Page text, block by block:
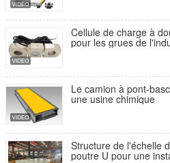
Cellule de charge à
pour les grues de
Le camion à pont-
une usine chimique
Structure de l'échelle
poutre U pour une